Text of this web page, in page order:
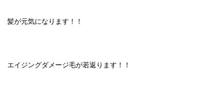
髪が元気になります！！
エイジングダメージ毛が若返ります！！